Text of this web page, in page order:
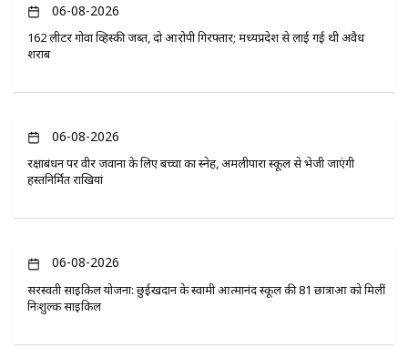
06-08-2026
162 लीटर गोवा व्हिस्की जब्त, दो आरोपी गिरफ्तार; मध्यप्रदेश से लाई गई थी अवैध
शराब
06-08-2026
रक्षाबंधन पर वीर जवानों के लिए बच्चों का स्नेह, अमलीपारा स्कूल से भेजी जाएंगी
हस्तनिर्मित राखियां
06-08-2026
सरस्वती साइकिल योजना: छुईखदान के स्वामी आत्मानंद स्कूल की 81 छात्राओं को मिलीं
निःशुल्क साइकिलें